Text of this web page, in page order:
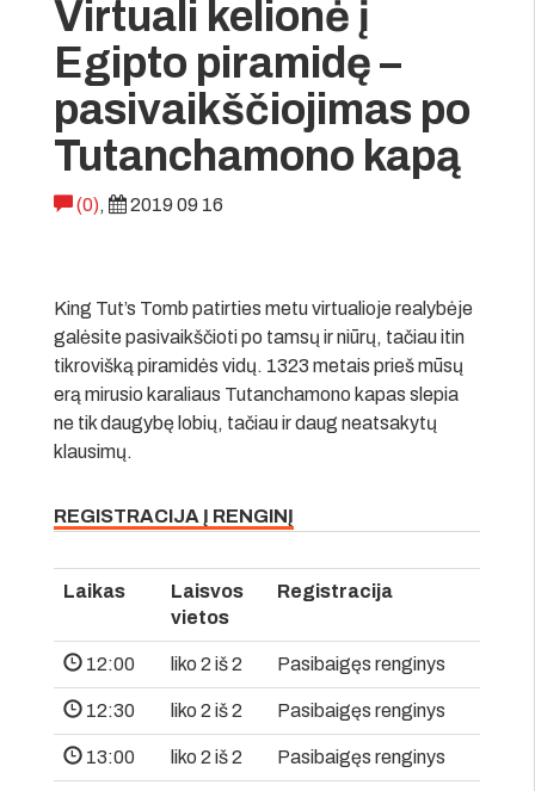
Virtuali kelionė į
Egipto piramidę –
pasivaikščiojimas po
Tutanchamono kapą
(0), 2019 09 16
King Tut’s Tomb patirties metu virtualioje realybėje
galėsite pasivaikščioti po tamsų ir niūrų, tačiau itin
tikrovišką piramidės vidų. 1323 metais prieš mūsų
erą mirusio karaliaus Tutanchamono kapas slepia
ne tik daugybę lobių, tačiau ir daug neatsakytų
klausimų.
REGISTRACIJA Į RENGINĮ
Laikas
Laisvos
vietos
Registracija
12:00 liko 2 iš 2 Pasibaigęs renginys
12:30 liko 2 iš 2 Pasibaigęs renginys
13:00 liko 2 iš 2 Pasibaigęs renginys